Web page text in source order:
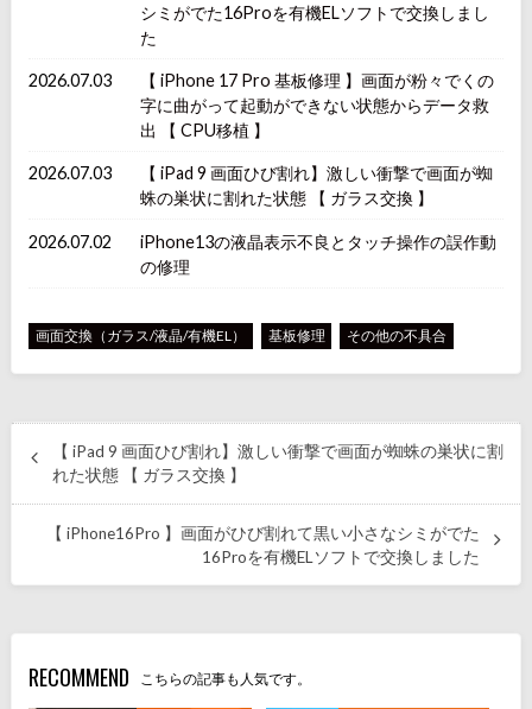
シミがでた16Proを有機ELソフトで交換しまし
た
2026.07.03
【 iPhone 17 Pro 基板修理 】画面が粉々でくの
字に曲がって起動ができない状態からデータ救
出 【 CPU移植 】
2026.07.03
【 iPad 9 画面ひび割れ】激しい衝撃で画面が蜘
蛛の巣状に割れた状態 【 ガラス交換 】
2026.07.02
iPhone13の液晶表示不良とタッチ操作の誤作動
の修理
画面交換（ガラス/液晶/有機EL） 基板修理 その他の不具合
【 iPad 9 画面ひび割れ】激しい衝撃で画面が蜘蛛の巣状に割
れた状態 【 ガラス交換 】
【 iPhone16Pro 】画面がひび割れて黒い小さなシミがでた
16Proを有機ELソフトで交換しました
RECOMMEND こちらの記事も人気です。